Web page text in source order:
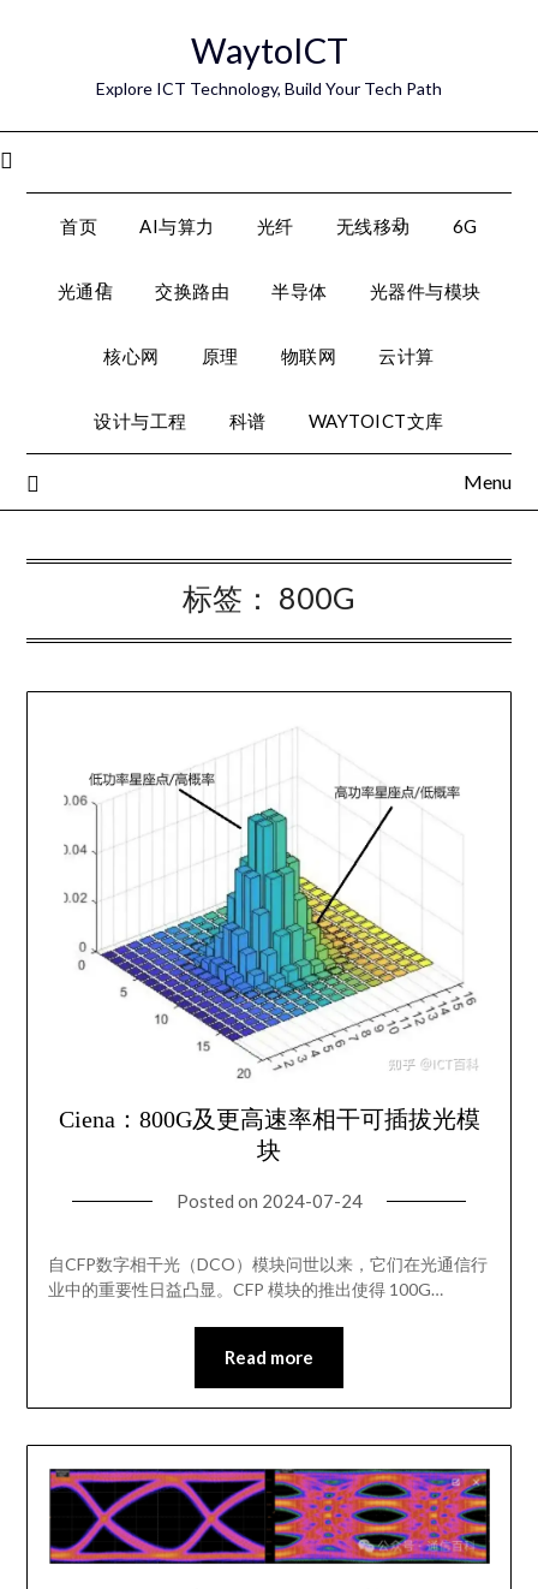
WaytoICT
Explore ICT Technology, Build Your Tech Path
首页 AI与算力 光纤 无线移动 6G
光通信 交换路由 半导体 光器件与模块
核心网 原理 物联网 云计算
设计与工程 科谱 WAYTOICT文库
Menu
标签： 800G
Ciena：800G及更高速率相干可插拔光模
块
Posted on 2024-07-24
自CFP数字相干光（DCO）模块问世以来，它们在光通信行
业中的重要性日益凸显。CFP 模块的推出使得 100G…
Read more